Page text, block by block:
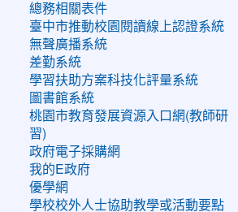
總務相關表件
臺中市推動校園閱讀線上認證系統
無聲廣播系統
差勤系統
學習扶助方案科技化評量系統
圖書館系統
桃園市教育發展資源入口網(教師研
習)
政府電子採購網
我的E政府
優學網
學校校外人士協助教學或活動要點